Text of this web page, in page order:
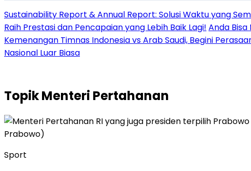
Sustainability Report & Annual Report: Solusi Waktu yang
Raih Prestasi dan Pencapaian yang Lebih Baik Lagi! Anda
Kemenangan Timnas Indonesia vs Arab Saudi, Begini
Nasional Luar Biasa
TopikMenteri Pertahanan
Sport